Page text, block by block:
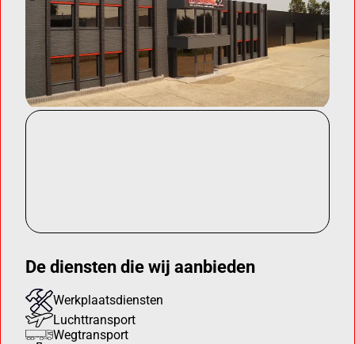
De diensten die wij aanbieden
Werkplaatsdiensten
Luchttransport
Wegtransport